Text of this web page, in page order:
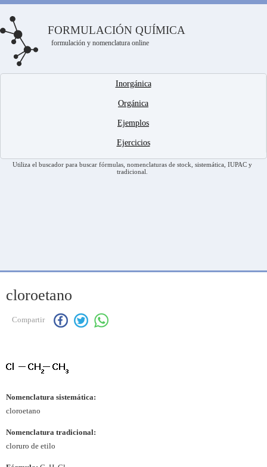
FORMULACIÓN QUÍMICA
formulación y nomenclatura online
Inorgánica
Orgánica
Ejemplos
Ejercicios
Utiliza el buscador para buscar fórmulas, nomenclaturas de stock, sistemática, IUPAC y
tradicional.
cloroetano
Compartir
Nomenclatura sistemática:
cloroetano
Nomenclatura tradicional:
cloruro de etilo